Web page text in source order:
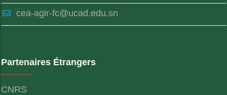
cea-agir-fc@ucad.edu.sn
Partenaires Étrangers
CNRS